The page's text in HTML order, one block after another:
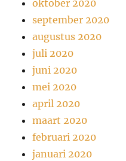
oktober 2020
september 2020
augustus 2020
juli 2020
juni 2020
mei 2020
april 2020
maart 2020
februari 2020
januari 2020